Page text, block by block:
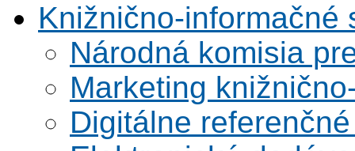
Knižnično-informačné
Národná komisia
Marketing
Digitálne